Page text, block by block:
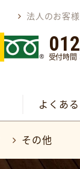
法人のお客
受付時間
よくあ
その他